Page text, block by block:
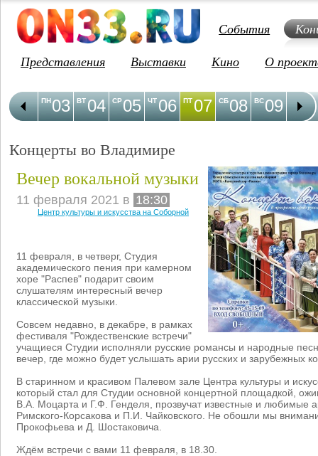
События
Представления
Выставки Кино О
03
ПН 04
ВТ 05
СР 06
ЧТ 07
ПТ 08
СБ 09
ВС 10
ПН
Концерты во Владимире
Вечер вокальной музыки
11 февраля 2021 в 18:30
Центр культуры и искусства на Соборной
11 февраля, в четверг, Студия
академического пения при камерном
хоре "Распев" подарит своим
слушателям интересный вечер
классической музыки.
Совсем недавно, в декабре, в рамках
фестиваля "Рождественские встречи"
учащиеся Студии исполняли русские романсы и народные
вечер, где можно будет услышать арии русских и зарубежных
В старинном и красивом Палевом зале Центра культуры и
который стал для Студии основной концертной площадкой,
В.А. Моцарта и Г.Ф. Генделя, прозвучат известные и любимые
Римского-Корсакова и П.И. Чайковского. Не обошли мы
Прокофьева и Д. Шостаковича.
Ждём встречи с вами 11 февраля, в 18.30.